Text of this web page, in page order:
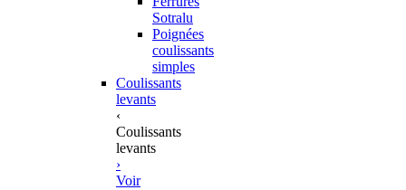
Sotralu
Poignées
coulissants
simples
Coulissants
levants
‹
Coulissants
levants
›
Voir